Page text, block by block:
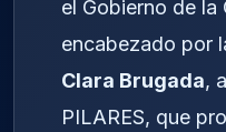
el Gobierno de
encabezado por
Clara Brugada,
PILARES, que